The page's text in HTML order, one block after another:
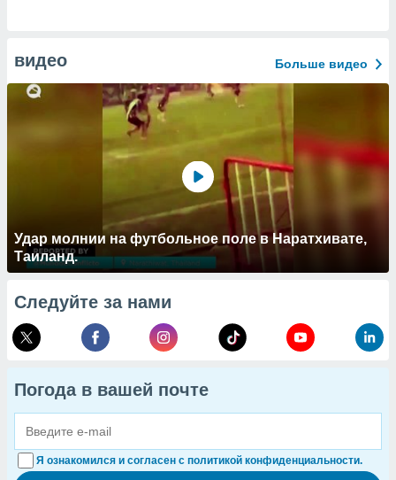
видео Больше видео
Удар молнии на футбольное поле в Наратхивате,
Таиланд.
Следуйте за нами
Погода в вашей почте
Я ознакомился и согласен с политикой конфиденциальности.